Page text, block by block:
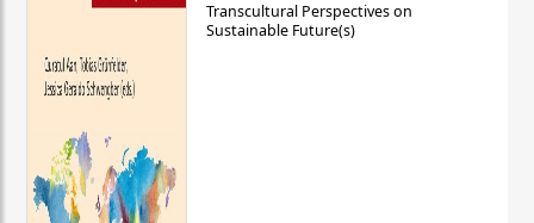
Transcultural Perspectives on
Sustainable Future(s)